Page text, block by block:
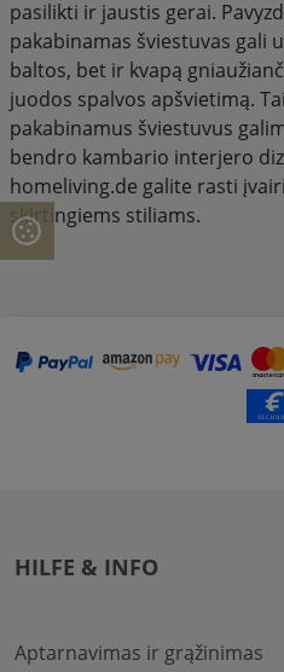
pasilikti ir jaustis gerai.
pakabinamas šviestuvas gali
baltos, bet ir kvapą
juodos spalvos apšvietimą.
pakabinamus šviestuvus
bendro kambario interjero
homeliving.de galite rasti
skirtingiems stiliams.
HILFE & INFO
Aptarnavimas ir grąžinimas